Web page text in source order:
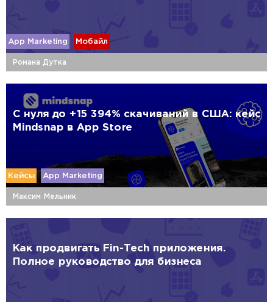
App Marketing Мобайл
Романа Дутка
С нуля до +15 394% скачиваний в США: кейс
Mindsnap в App Store
Кейсы App Marketing
Максим Мельник
Как продвигать Fin-Tech приложения.
Полное руководство для бизнеса